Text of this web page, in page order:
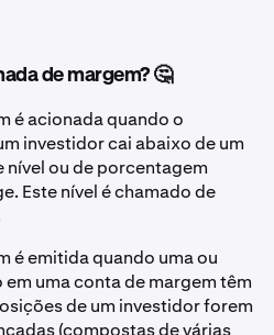
de margem? 🤔
é acionada quando o
investidor cai abaixo de um
ou de porcentagem
Este nível é chamado de
é emitida quando uma ou
uma conta de margem têm
de um investidor forem
(compostas de várias